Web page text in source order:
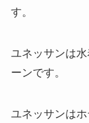
す。
ユネッサンは
ーンです。
ユネッサンは